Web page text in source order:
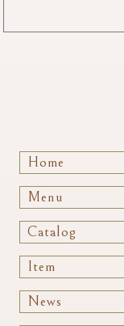
Home
Menu
Catalog
Item
News